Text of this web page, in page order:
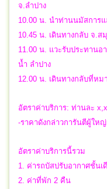
จ.ลำปาง
10.00 น. นำท่านนมัสการ
10.45 น. เดินทางกลับ จ.ส
11.00 น. แวะรับประทานอ
น้ำ ลำปาง
12.00 น. เดินทางกลับที่หม
อัตราค่าบริการ: ท่านละ
-ราคาดังกล่าวการันตีผู้ให
อัตราค่าบริการนี้รวม
1. ค่ารถบัสปรับอากาศชั้นเ
2. ค่าที่พัก 2 คืน